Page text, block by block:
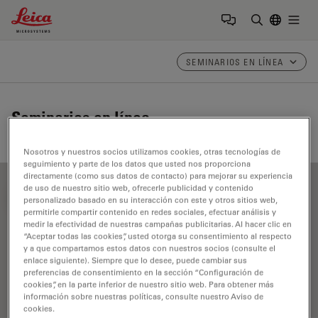
Leica Microsystems Logo
SEMINARIOS EN LÍNEA
Seminarios en línea
FILTER ARTICLES
Cirugía de columna
Nosotros y nuestros socios utilizamos cookies, otras tecnologías de
seguimiento y parte de los datos que usted nos proporciona
directamente (como sus datos de contacto) para mejorar su experiencia
de uso de nuestro sitio web, ofrecerle publicidad y contenido
personalizado basado en su interacción con este y otros sitios web,
permitirle compartir contenido en redes sociales, efectuar análisis y
medir la efectividad de nuestras campañas publicitarias. Al hacer clic en
“Aceptar todas las cookies”, usted otorga su consentimiento al respecto
y a que compartamos estos datos con nuestros socios (consulte el
enlace siguiente). Siempre que lo desee, puede cambiar sus
preferencias de consentimiento en la sección “Configuración de
cookies”, en la parte inferior de nuestro sitio web. Para obtener más
información sobre nuestras políticas, consulte nuestro Aviso de
cookies.